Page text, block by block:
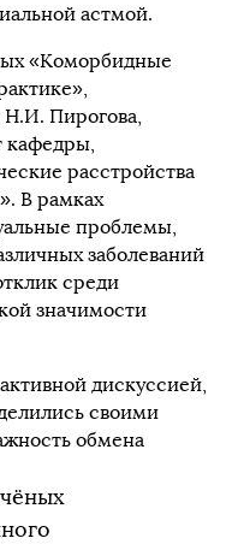
астмой.
«Коморбидные
Пирогова,
кафедры,
расстройства
В рамках
проблемы,
заболеваний
среди
значимости
дискуссией,
своими
обмена